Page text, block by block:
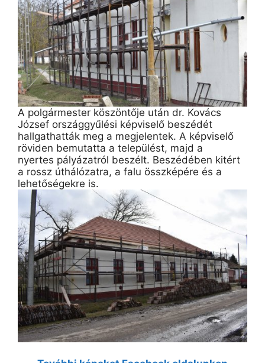
A polgármester köszöntője után dr. Kovács
József országgyűlési képviselő beszédét
hallgathatták meg a megjelentek. A képviselő
röviden bemutatta a települést, majd a
nyertes pályázatról beszélt. Beszédében kitért
a rossz úthálózatra, a falu összképére és a
lehetőségekre is.